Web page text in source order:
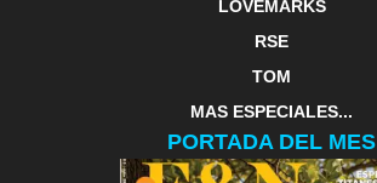
LOVEMARKS
RSE
TOM
MAS ESPECIALES...
PORTADA DEL MES